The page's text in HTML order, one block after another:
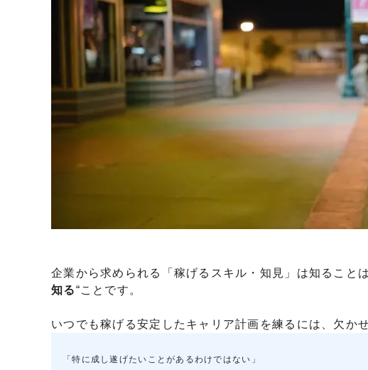
企業から求められる「稼げるスキル・知見」は知ること
知る“ことです。
いつでも稼げる安定したキャリア計画を練るには、欠か
「特に成し遂げたいことがあるわけではない」